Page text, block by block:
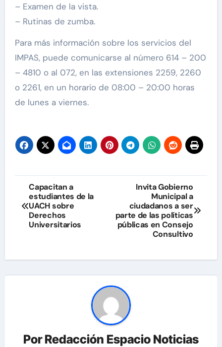
– Examen de la vista.
– Rutinas de zumba.
Para más información sobre los servicios del
IMPAS, puede comunicarse al número 614 – 200
– 4810 o al 072, en las extensiones 2259, 2260
o 2261, en un horario de 08:00 – 20:00 horas
de lunes a viernes.
Navegación
de
entradas
Capacitan a
estudiantes de la
UACH sobre
Derechos
Universitarios
Invita Gobierno
Municipal a
ciudadanos a ser
parte de las políticas
públicas en Consejo
Consultivo
PorRedacción Espacio Noticias